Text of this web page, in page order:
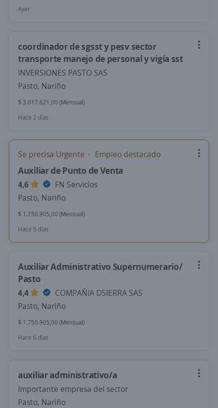
Ayer
coordinador de sgsst y pesv sector
transporte manejo de personal y vigía sst
INVERSIONES PASTO SAS
Pasto, Nariño
$ 3.017.621,00 (Mensual)
Hace 2 días
Se precisa Urgente Empleo destacado
Auxiliar de Punto de Venta
4,6
FN Servicios
Pasto, Nariño
$ 1.750.905,00 (Mensual)
Hace 5 días
Auxiliar Administrativo Supernumerario/
Pasto
4,4
COMPAÑIA DSIERRA SAS
Pasto, Nariño
$ 1.750.905,00 (Mensual)
Hace 6 días
auxiliar administrativo/a
Importante empresa del sector
Pasto, Nariño